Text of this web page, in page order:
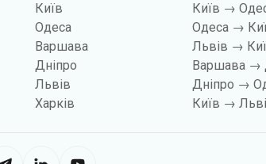
Київ
Одеса
Варшава
Дніпро
Львів
Харків
Київ →
Одеса →
Львів →
Варшава →
Дніпро →
Київ →